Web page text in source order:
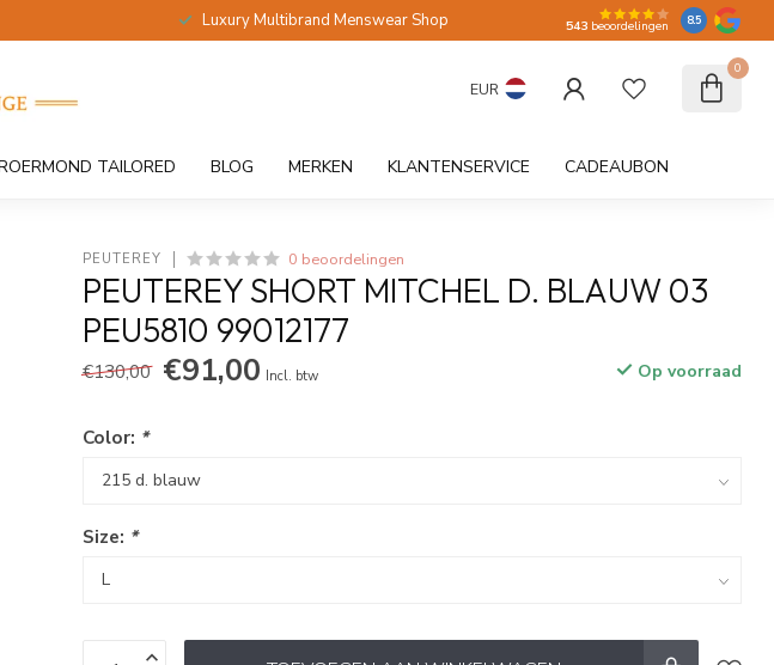
Luxury Multibrand Menswear Shop 543 beoordelingen 8.5
EUR
0
TAILORED BLOG MERKEN KLANTENSERVICE CADEAUBON
PEUTEREY 0 beoordelingen
PEUTEREY SHORT MITCHEL D. BLAUW 03
PEU5810 99012177
€130,00 €91,00 Incl. btw Op voorraad
Color: *
Size: *